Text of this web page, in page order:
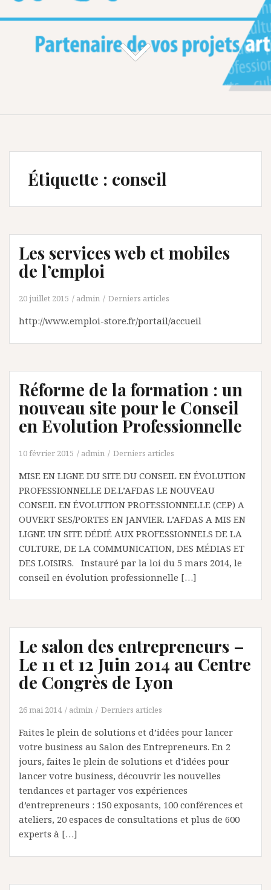
Étiquette : conseil
Les services web et mobiles
de l’emploi
20 juillet 2015 admin Derniers articles
http://www.emploi-store.fr/portail/accueil
Réforme de la formation : un
nouveau site pour le Conseil
en Evolution Professionnelle
10 février 2015 admin Derniers articles
MISE EN LIGNE DU SITE DU CONSEIL EN ÉVOLUTION
PROFESSIONNELLE DE.L’AFDAS LE NOUVEAU
CONSEIL EN ÉVOLUTION PROFESSIONNELLE (CEP) A
OUVERT SES/PORTES EN JANVIER. L’AFDAS A MIS EN
LIGNE UN SITE DÉDIÉ AUX PROFESSIONNELS DE LA
CULTURE, DE LA COMMUNICATION, DES MÉDIAS ET
DES LOISIRS. Instauré par la loi du 5 mars 2014, le
conseil en évolution professionnelle […]
Le salon des entrepreneurs –
Le 11 et 12 Juin 2014 au Centre
de Congrès de Lyon
26 mai 2014 admin Derniers articles
Faites le plein de solutions et d’idées pour lancer
votre business au Salon des Entrepreneurs. En 2
jours, faites le plein de solutions et d’idées pour
lancer votre business, découvrir les nouvelles
tendances et partager vos expériences
d’entrepreneurs : 150 exposants, 100 conférences et
ateliers, 20 espaces de consultations et plus de 600
experts à […]